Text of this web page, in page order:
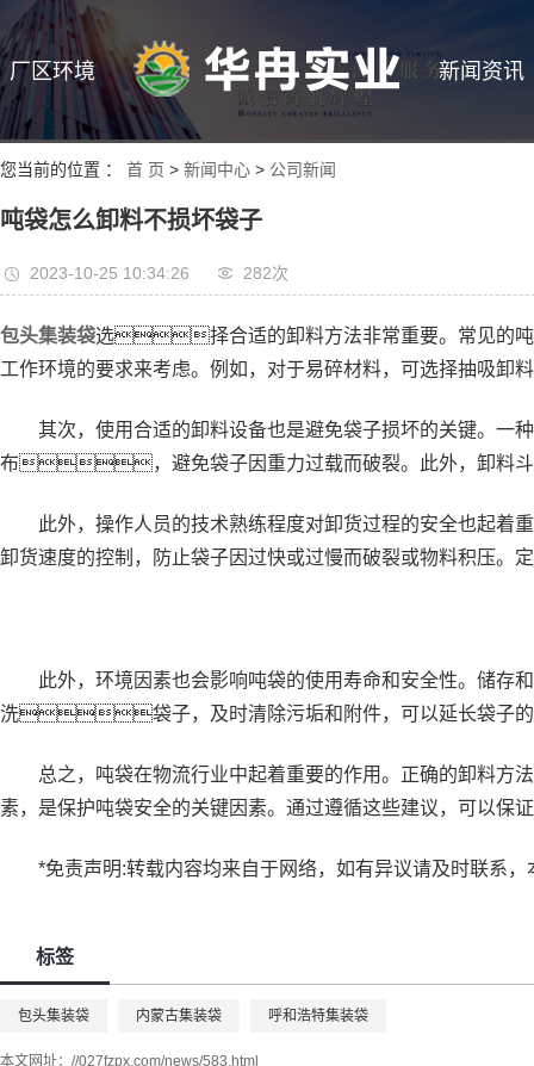
厂区环境 新闻资讯
您当前的位置 ： 首 页 > 新闻中心 > 公司新闻
吨袋怎么卸料不损坏袋子
2023-10-25 10:34:26 282次
包头集装袋选择合适的卸料方法非常重要。常见的吨
工作环境的要求来考虑。例如，对于易碎材料，可选择抽吸卸
其次，使用合适的卸料设备也是避免袋子损坏的关键。一种
布，避免袋子因重力过载而破裂。此外，卸料斗
此外，操作人员的技术熟练程度对卸货过程的安全也起着
卸货速度的控制，防止袋子因过快或过慢而破裂或物料积
此外，环境因素也会影响吨袋的使用寿命和安全性。储存和
洗袋子，及时清除污垢和附件，可以延长袋子的
总之，吨袋在物流行业中起着重要的作用。正确的卸料方法
素，是保护吨袋安全的关键因素。通过遵循这些建议，可以
*免责声明:转载内容均来自于网络，如有异议请及时联系，
标签
包头集装袋 内蒙古集装袋 呼和浩特集装袋
本文网址： //027fzpx.com/news/583.html